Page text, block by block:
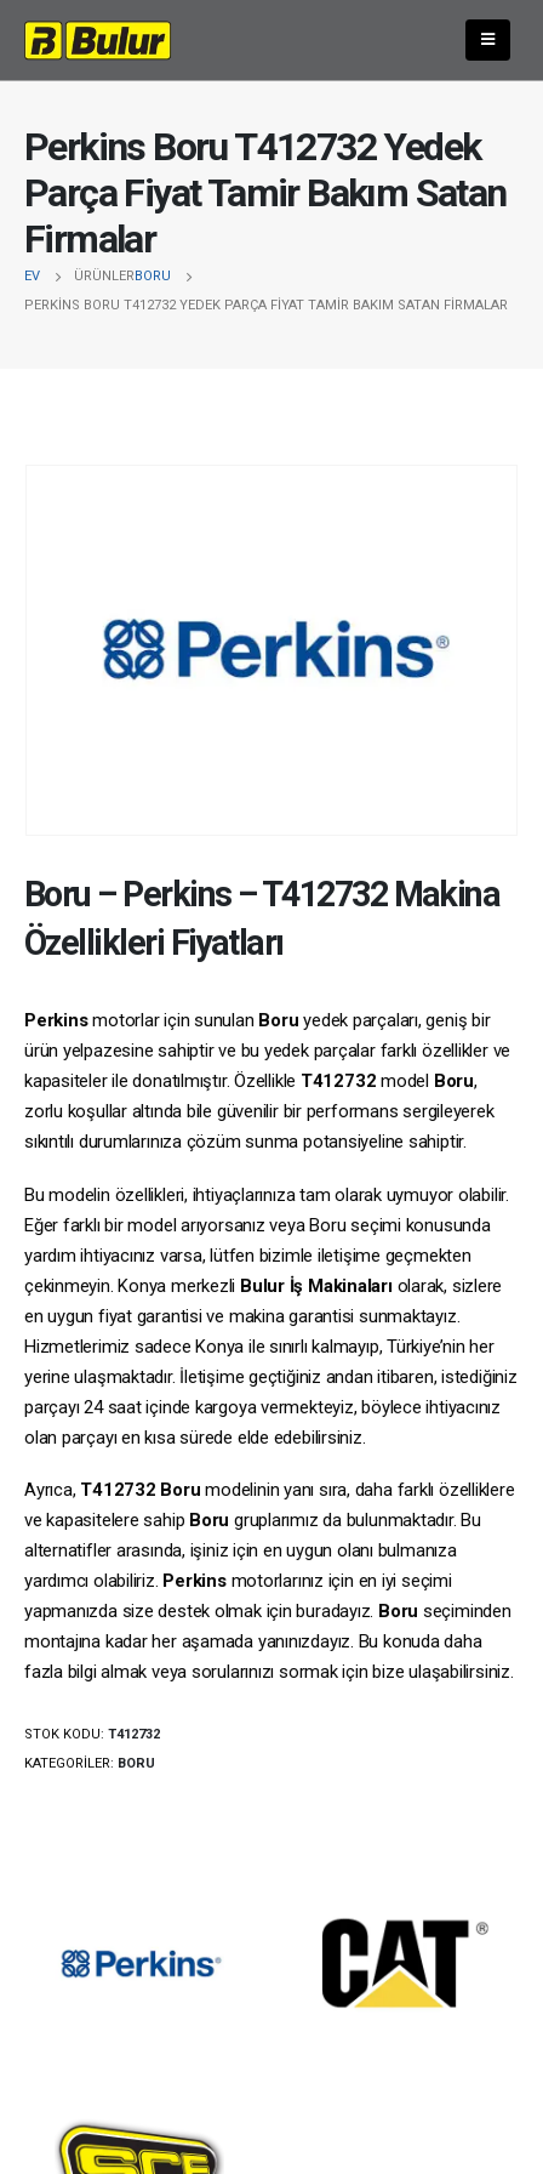
Perkins Boru T412732 Yedek
Parça Fiyat Tamir Bakım Satan
Firmalar
EV ÜRÜNLERBORU
PERKINS BORU T412732 YEDEK PARÇA FIYAT TAMIR BAKIM SATAN FIRMALAR
Boru – Perkins–T412732Makina
Özellikleri Fiyatları
Perkinsmotorlar için sunulan Boru yedek parçaları, geniş bir
ürün yelpazesine sahiptir ve bu yedek parçalar farklı özellikler ve
kapasiteler ile donatılmıştır. Özellikle T412732 model Boru,
zorlu koşullar altında bile güvenilir bir performans sergileyerek
sıkıntılı durumlarınıza çözüm sunma potansiyeline sahiptir.
Bu modelin özellikleri, ihtiyaçlarınıza tam olarak uymuyor olabilir.
Eğer farklı bir model arıyorsanız veya Boru seçimi konusunda
yardım ihtiyacınız varsa, lütfen bizimle iletişime geçmekten
çekinmeyin. Konya merkezli Bulur İş Makinalarıolarak, sizlere
en uygun fiyat garantisi ve makina garantisi sunmaktayız.
Hizmetlerimiz sadece Konya ile sınırlı kalmayıp, Türkiye’nin her
yerine ulaşmaktadır. İletişime geçtiğiniz andan itibaren, istediğiniz
parçayı 24 saat içinde kargoya vermekteyiz, böylece ihtiyacınız
olan parçayı en kısa sürede elde edebilirsiniz.
Ayrıca, T412732 Boru modelinin yanı sıra, daha farklı özelliklere
ve kapasitelere sahip Boru gruplarımız da bulunmaktadır. Bu
alternatifler arasında, işiniz için en uygun olanı bulmanıza
yardımcı olabiliriz. Perkinsmotorlarınız için en iyi seçimi
yapmanızda size destek olmak için buradayız. Boru seçiminden
montajına kadar her aşamada yanınızdayız. Bu konuda daha
fazla bilgi almak veya sorularınızı sormak için bize ulaşabilirsiniz.
STOK KODU: T412732
KATEGORILER: BORU